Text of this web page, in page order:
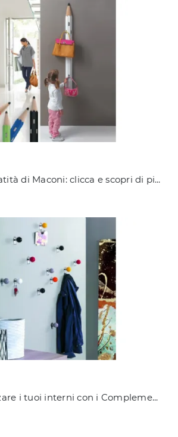
Appendiabiti Matità di Maconi: clicca e scopri di più sui Complementi e appendiabiti design in legno del rinomato marchio!
Desideri valorizzare i tuoi interni con i Complementi Maconi? Ecco qui molteplici modelli di appendiabiti in metallo come Carambola.